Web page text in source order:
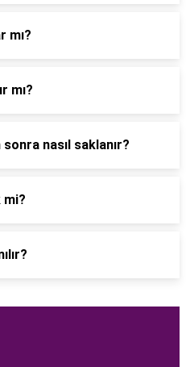
mı?
mı?
nasıl saklanır?